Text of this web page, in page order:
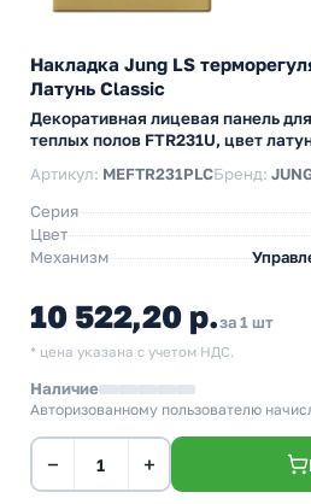
Накладка Jung LS
Латунь Classic
Декоративная лицевая панель
теплых полов FTR231U, цвет
Артикул: MEFTR231PLCБренд:
Серия
Цвет
Механизм
10 522,20 р.за 1 шт
* цена указана с учетом НДС.
Наличие
Авторизованному пользователю
− +